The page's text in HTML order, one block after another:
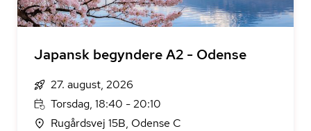
Japansk begyndere A2 - Odense
27. august, 2026
Torsdag, 18:40 - 20:10
Rugårdsvej 15B, Odense C